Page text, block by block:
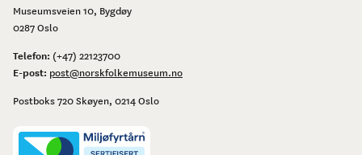
Museumsveien 10, Bygdøy
0287 Oslo
Telefon: (+47) 22123700
E-post: post@norskfolkemuseum.no
Postboks 720 Skøyen, 0214 Oslo